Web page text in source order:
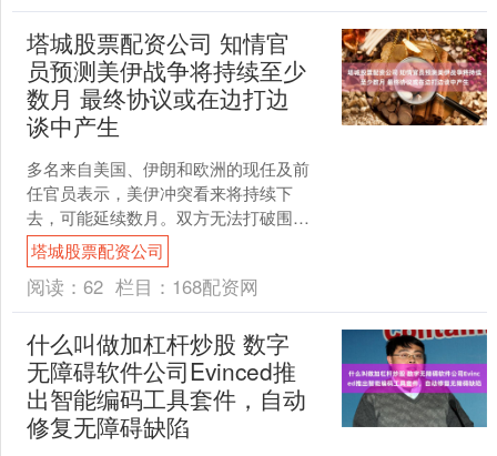
塔城股票配资公司 知情官
员预测美伊战争将持续至少
数月 最终协议或在边打边
谈中产生
多名来自美国、伊朗和欧洲的现任及前
任官员表示，美伊冲突看来将持续下
去，可能延续数月。双方无法打破围绕
霍尔木兹海峡的僵局塔城股票配资公
司，也难以达成持久停火协议。....
塔城股票配资公司
阅读： 62 栏目： 168配资网
什么叫做加杠杆炒股 数字
无障碍软件公司Evinced推
出智能编码工具套件，自动
修复无障碍缺陷